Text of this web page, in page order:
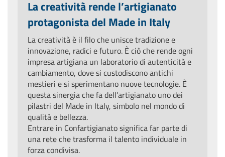
La creatività rende l’artigianato
protagonista del Made in Italy
La creatività è il filo che unisce tradizione e
innovazione, radici e futuro. È ciò che rende ogni
impresa artigiana un laboratorio di autenticità e
cambiamento, dove si custodiscono antichi
mestieri e si sperimentano nuove tecnologie. È
questa sinergia che fa dell’artigianato uno dei
pilastri del Made in Italy, simbolo nel mondo di
qualità e bellezza.
Entrare in Confartigianato significa far parte di
una rete che trasforma il talento individuale in
forza condivisa.